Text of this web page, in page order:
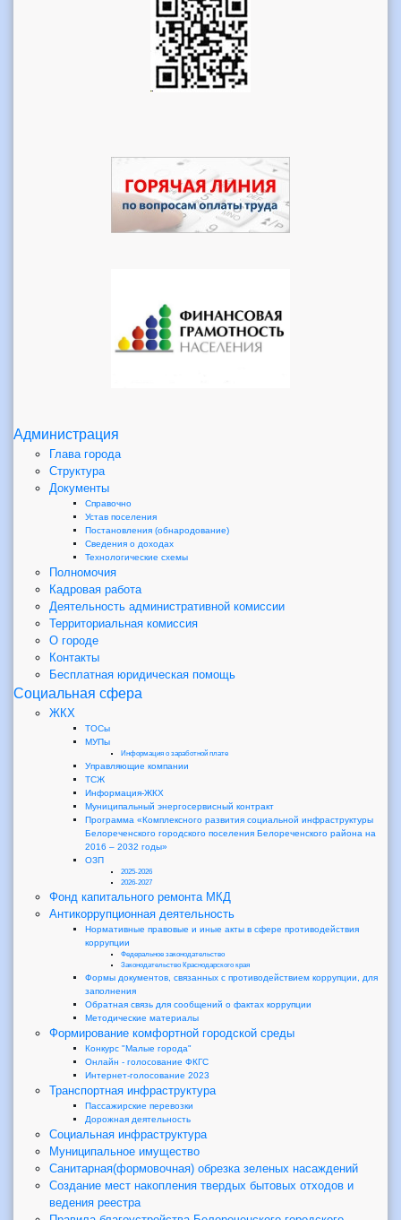
Администрация
Глава города
Структура
Документы
Справочно
Устав поселения
Постановления (обнародование)
Сведения о доходах
Технологические схемы
Полномочия
Кадровая работа
Деятельность административной комиссии
Территориальная комиссия
О городе
Контакты
Бесплатная юридическая помощь
Социальная сфера
ЖКХ
ТОСы
МУПы
Информация о заработной плате
Управляющие компании
ТСЖ
Информация-ЖКХ
Муниципальный энергосервисный контракт
Программа «Комплексного развития социальной инфраструктуры
Белореченского городского поселения Белореченского района на
2016 – 2032 годы»
ОЗП
2025-2026
2026-2027
Фонд капитального ремонта МКД
Антикоррупционная деятельность
Нормативные правовые и иные акты в сфере противодействия
коррупции
Федеральное законодательство
Законодательство Краснодарского края
Формы документов, связанных с противодействием коррупции, для
заполнения
Обратная связь для сообщений о фактах коррупции
Методические материалы
Формирование комфортной городской среды
Конкурс "Малые города"
Онлайн - голосование ФКГС
Интернет-голосование 2023
Транспортная инфраструктура
Пассажирские перевозки
Дорожная деятельность
Социальная инфраструктура
Муниципальное имущество
Санитарная(формовочная) обрезка зеленых насаждений
Создание мест накопления твердых бытовых отходов и
ведения реестра